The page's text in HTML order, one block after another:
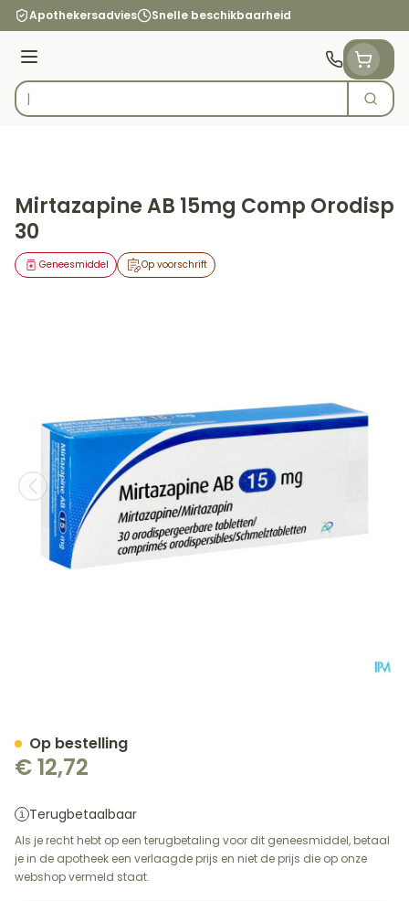
Ga naar de inhoud
Apothekersadvies Snelle beschikbaarheid
Menu
Product, merk, categorie...
Zoek
Mirtazapine AB 15mg Comp Orodisp
30
Op voorschrift
Geneesmiddel
€ 12,72
Terugbetaalbaar
Als je recht hebt op een terugbetaling voor dit geneesmiddel, betaal
je in de apotheek een verlaagde prijs en niet de prijs die op onze
webshop vermeld staat.
Op bestelling